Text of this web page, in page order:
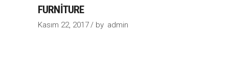
FURNITURE
Kasım 22, 2017 by admin